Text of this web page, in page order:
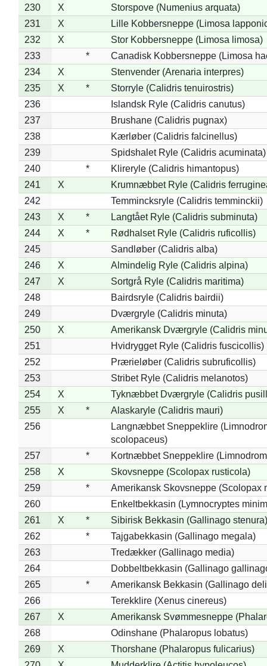
230 X
Storspove (Numenius arquata)
231
X
Lille Kobbersneppe (Limosa
232
X
Stor Kobbersneppe (Limosa limosa)
233
*
Canadisk Kobbersneppe (Limosa
234
X
Stenvender (Arenaria interpres)
235
X *
Storryle (Calidris tenuirostris)
236
Islandsk Ryle (Calidris canutus)
237
Brushane (Calidris pugnax)
238
Kærløber (Calidris falcinellus)
239
Spidshalet Ryle (Calidris acuminata)
240
*
Klireryle (Calidris himantopus)
241
X
Krumnæbbet Ryle (Calidris
242
Temmincksryle (Calidris temminckii)
243
X *
Langtået Ryle (Calidris subminuta)
244
X *
Rødhalset Ryle (Calidris ruficollis)
245
Sandløber (Calidris alba)
246
X
Almindelig Ryle (Calidris alpina)
247
X
Sortgrå Ryle (Calidris maritima)
248
Bairdsryle (Calidris bairdii)
249
Dværgryle (Calidris minuta)
250
X
Amerikansk Dværgryle (Calidris
251
Hvidrygget Ryle (Calidris fuscicollis)
252
Prærieløber (Calidris subruficollis)
253
Stribet Ryle (Calidris melanotos)
254
X
Tyknæbbet Dværgryle (Calidris
255
X *
Alaskaryle (Calidris mauri)
256
Langnæbbet Sneppeklire
scolopaceus)
257
*
Kortnæbbet Sneppeklire
258
X
Skovsneppe (Scolopax rusticola)
259
*
Amerikansk Skovsneppe (Scolopax
260
Enkeltbekkasin (Lymnocryptes
261
X *
Sibirisk Bekkasin (Gallinago stenura)
262
*
Tajgabekkasin (Gallinago megala)
263
Tredækker (Gallinago media)
264
Dobbeltbekkasin (Gallinago
265
*
Amerikansk Bekkasin (Gallinago
266
Terekklire (Xenus cinereus)
267
X
Amerikansk Svømmesneppe
268
Odinshane (Phalaropus lobatus)
269
X
Thorshane (Phalaropus fulicarius)